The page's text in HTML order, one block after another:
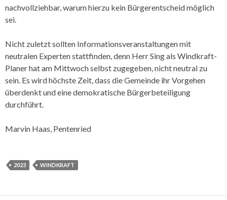
nachvollziehbar, warum hierzu kein Bürgerentscheid möglich
sei.
Nicht zuletzt sollten Informationsveranstaltungen mit
neutralen Experten stattfinden, denn Herr Sing als Windkraft-
Planer hat am Mittwoch selbst zugegeben, nicht neutral zu
sein. Es wird höchste Zeit, dass die Gemeinde ihr Vorgehen
überdenkt und eine demokratische Bürgerbeteiligung
durchführt.
Marvin Haas, Pentenried
2023 WINDKRAFT